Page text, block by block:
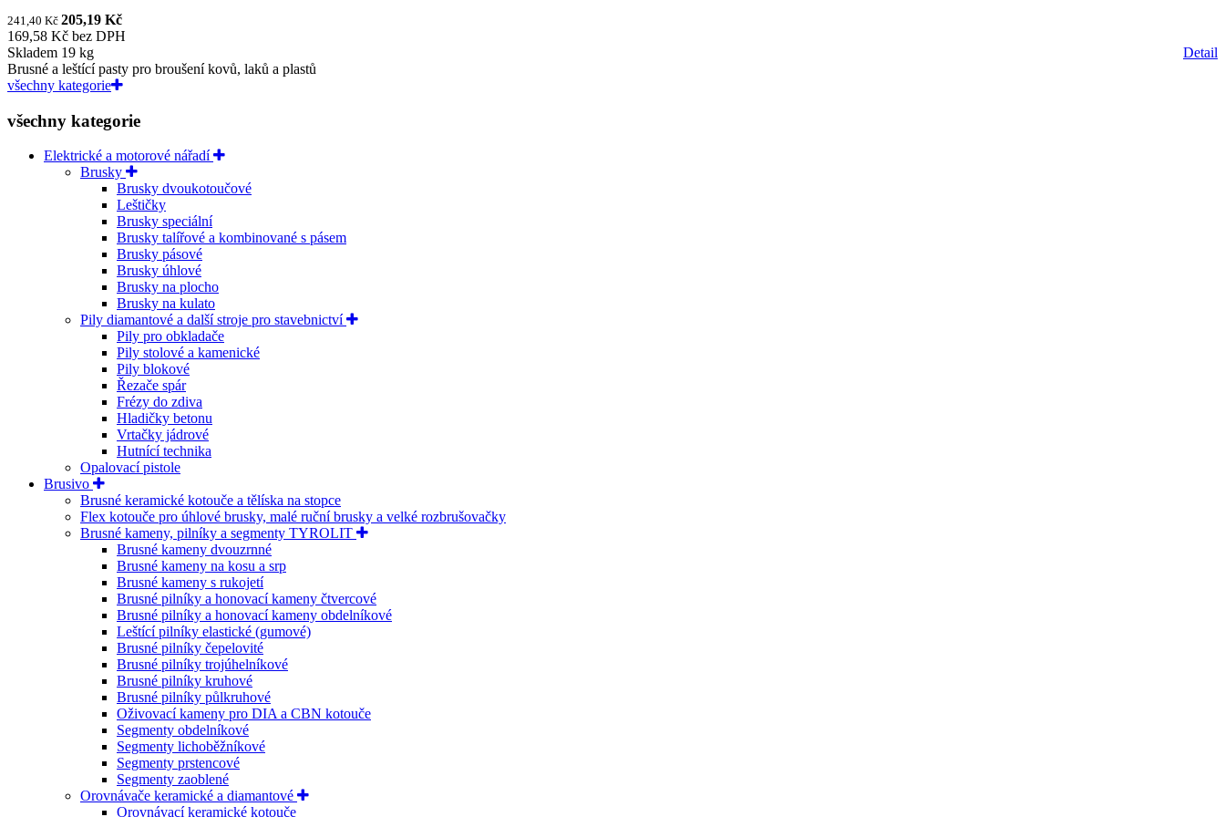
241,40 Kč 205,19 Kč
169,58 Kč bez DPH
Detail
Skladem 19 kg
Brusné a leštící pasty pro broušení kovů, laků a plastů
všechny kategorie
všechny kategorie
Elektrické a motorové nářadí
Brusky
Brusky dvoukotoučové
Leštičky
Brusky speciální
Brusky talířové a kombinované s pásem
Brusky pásové
Brusky úhlové
Brusky na plocho
Brusky na kulato
Pily diamantové a další stroje pro stavebnictví
Pily pro obkladače
Pily stolové a kamenické
Pily blokové
Řezače spár
Frézy do zdiva
Hladičky betonu
Vrtačky jádrové
Hutnící technika
Opalovací pistole
Brusivo
Brusné keramické kotouče a tělíska na stopce
Flex kotouče pro úhlové brusky, malé ruční brusky a velké rozbrušovačky
Brusné kameny, pilníky a segmenty TYROLIT
Brusné kameny dvouzrnné
Brusné kameny na kosu a srp
Brusné kameny s rukojetí
Brusné pilníky a honovací kameny čtvercové
Brusné pilníky a honovací kameny obdelníkové
Leštící pilníky elastické (gumové)
Brusné pilníky čepelovité
Brusné pilníky trojúhelníkové
Brusné pilníky kruhové
Brusné pilníky půlkruhové
Oživovací kameny pro DIA a CBN kotouče
Segmenty obdelníkové
Segmenty lichoběžníkové
Segmenty prstencové
Segmenty zaoblené
Orovnávače keramické a diamantové
Orovnávací keramické kotouče